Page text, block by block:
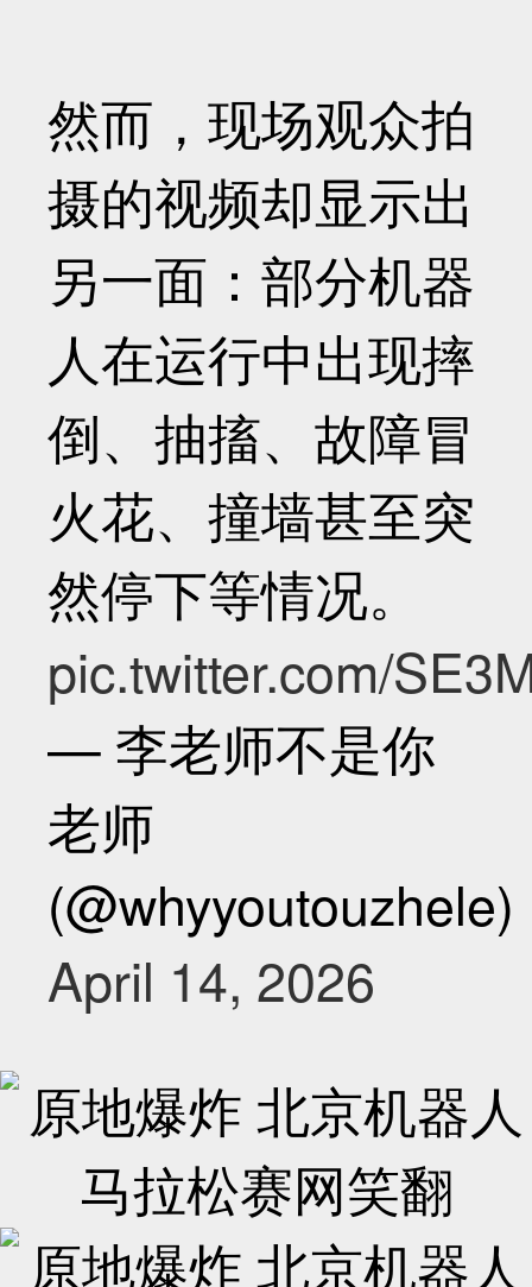
然而，现场观众拍
摄的视频却显示出
另一面：部分机器
人在运行中出现摔
倒、抽搐、故障冒
火花、撞墙甚至突
然停下等情况。
pic.twitter.com/
— 李老师不是你
老师
(@whyyoutouzhele)
April 14, 2026